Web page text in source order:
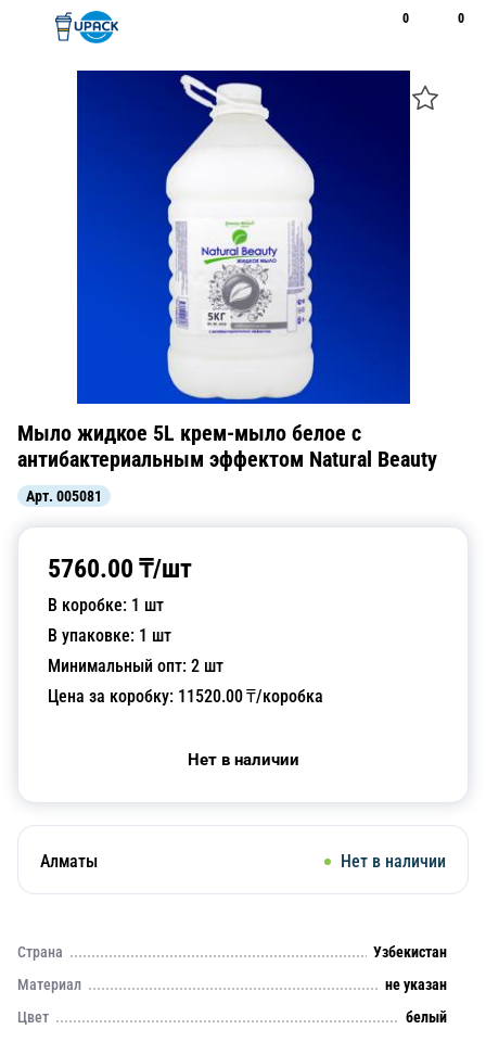
0 0
Мыло жидкое 5L крем-мыло белое с
антибактериальным эффектом Natural Beauty
Арт. 005081
5760.00 ₸/шт
В коробке: 1 шт
В упаковке: 1 шт
Минимальный опт: 2 шт
Цена за коробку: 11520.00₸/коробка
Нет в наличии
Алматы Нет в наличии
Страна
Узбекистан
Материал
не указан
Цвет
белый